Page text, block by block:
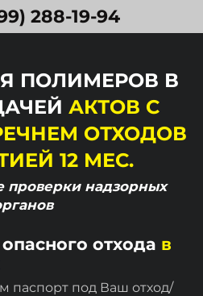
288-19-94
ПОЛИМЕРОВ В
АКТОВ С
ОТХОДОВ
12 МЕС.
проверки надзорных
опасного отхода в
паспорт под Ваш отход/